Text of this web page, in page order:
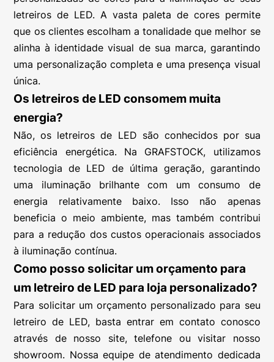
letreiros de LED. A vasta paleta de cores permite
que os clientes escolham a tonalidade que melhor se
alinha à identidade visual de sua marca, garantindo
uma personalização completa e uma presença visual
única.
Os letreiros de LED consomem muita
energia?
Não, os letreiros de LED são conhecidos por sua
eficiência energética. Na GRAFSTOCK, utilizamos
tecnologia de LED de última geração, garantindo
uma iluminação brilhante com um consumo de
energia relativamente baixo. Isso não apenas
beneficia o meio ambiente, mas também contribui
para a redução dos custos operacionais associados
à iluminação contínua.
Como posso solicitar um orçamento para
um letreiro de LED para loja personalizado?
Para solicitar um orçamento personalizado para seu
letreiro de LED, basta entrar em contato conosco
através de nosso site, telefone ou visitar nosso
showroom. Nossa equipe de atendimento dedicada